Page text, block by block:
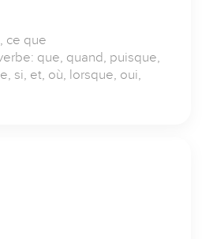
ce que
que, quand, puisque,
si, et, où, lorsque, oui,